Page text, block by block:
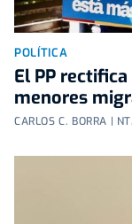
POLÍTICA
El PP
menores
CARLOS C. BORRA |